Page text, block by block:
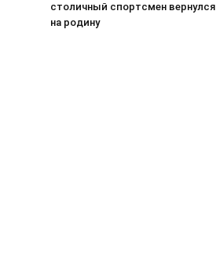
столичный спортсмен вернулся
на родину